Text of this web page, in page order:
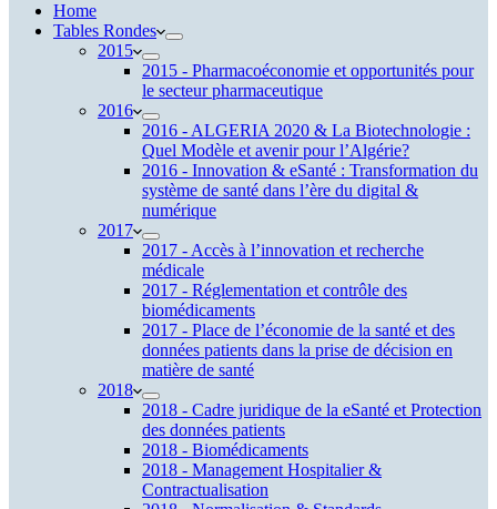
Home
Tables Rondes
2015
2015 - Pharmacoéconomie et opportunités pour
le secteur pharmaceutique
2016
2016 - ALGERIA 2020 & La Biotechnologie :
Quel Modèle et avenir pour l’Algérie?
2016 - Innovation & eSanté : Transformation du
système de santé dans l’ère du digital &
numérique
2017
2017 - Accès à l’innovation et recherche
médicale
2017 - Réglementation et contrôle des
biomédicaments
2017 - Place de l’économie de la santé et des
données patients dans la prise de décision en
matière de santé
2018
2018 - Cadre juridique de la eSanté et Protection
des données patients
2018 - Biomédicaments
2018 - Management Hospitalier &
Contractualisation